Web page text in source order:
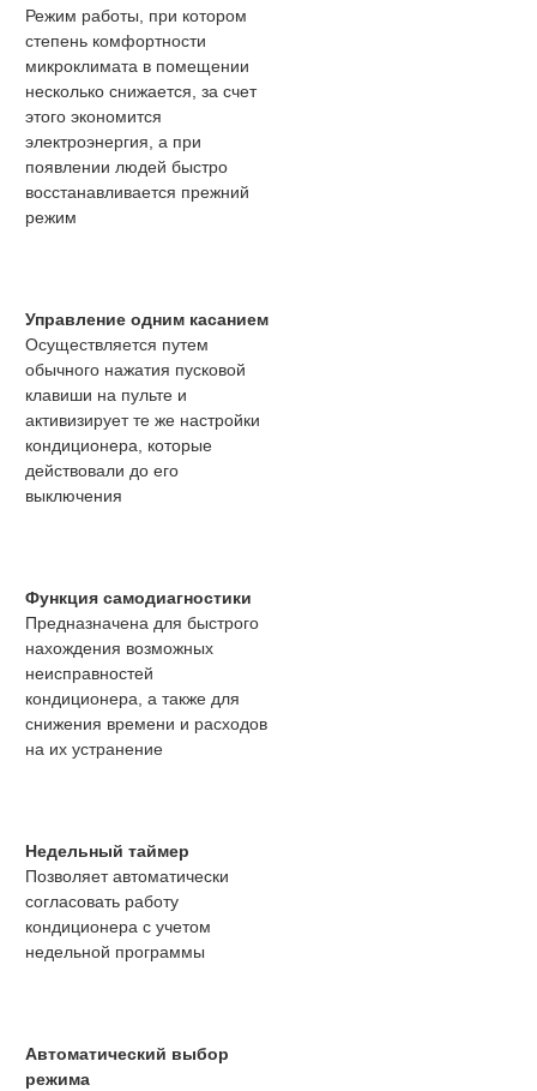
Режим работы, при котором
степень комфортности
микроклимата в помещении
несколько снижается, за счет
этого экономится
электроэнергия, а при
появлении людей быстро
восстанавливается прежний
режим
Управление одним касанием
Осуществляется путем
обычного нажатия пусковой
клавиши на пульте и
активизирует те же настройки
кондиционера, которые
действовали до его
выключения
Функция самодиагностики
Предназначена для быстрого
нахождения возможных
неисправностей
кондиционера, а также для
снижения времени и расходов
на их устранение
Недельный таймер
Позволяет автоматически
согласовать работу
кондиционера с учетом
недельной программы
Автоматический выбор
режима